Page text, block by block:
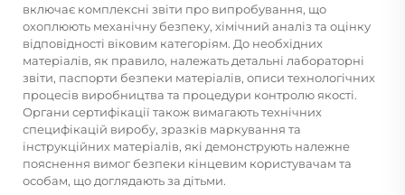
включає комплексні звіти про випробування, що
охоплюють механічну безпеку, хімічний аналіз та оцінку
відповідності віковим категоріям. До необхідних
матеріалів, як правило, належать детальні лабораторні
звіти, паспорти безпеки матеріалів, описи технологічних
процесів виробництва та процедури контролю якості.
Органи сертифікації також вимагають технічних
специфікацій виробу, зразків маркування та
інструкційних матеріалів, які демонструють належне
пояснення вимог безпеки кінцевим користувачам та
особам, що доглядають за дітьми.